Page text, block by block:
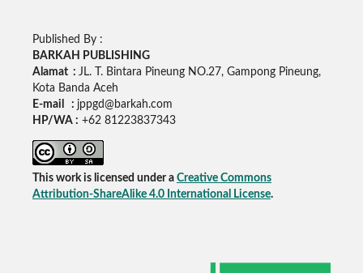
Published By :
BARKAH PUBLISHING
Alamat : JL. T. Bintara Pineung NO.27, Gampong Pineung,
Kota Banda Aceh
E-mail : jppgd@barkah.com
HP/WA : +62 81223837343
This work is licensed under a Creative Commons
Attribution-ShareAlike 4.0 International License.